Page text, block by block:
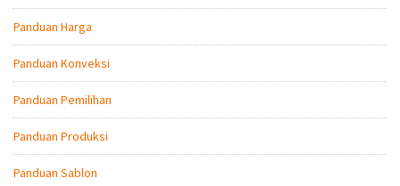
Panduan Harga
Panduan Konveksi
Panduan Pemilihan
Panduan Produksi
Panduan Sablon